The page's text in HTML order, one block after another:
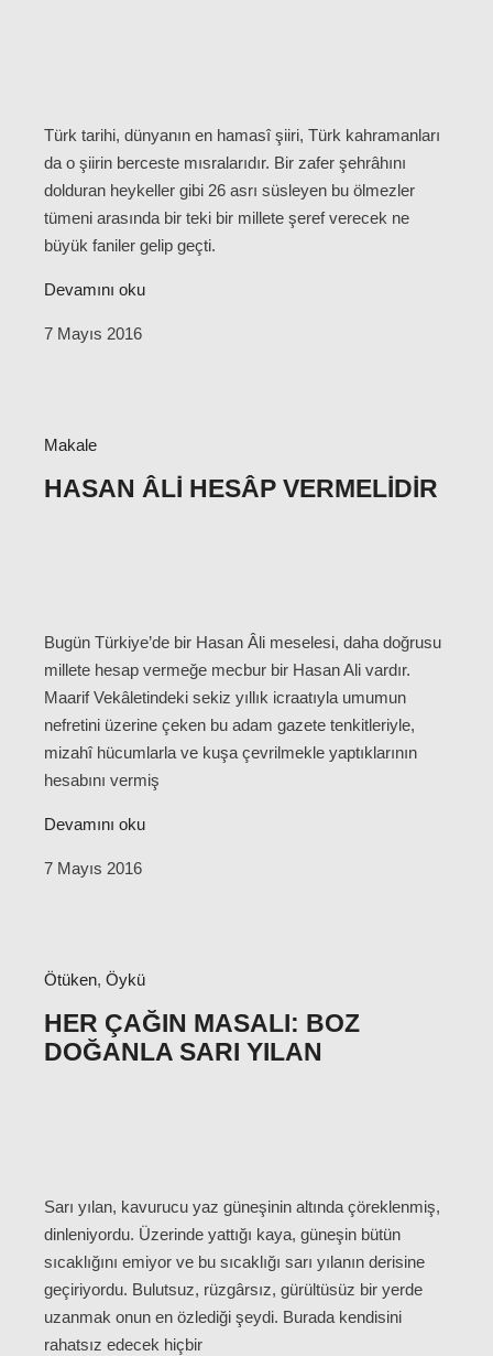
Türk tarihi, dünyanın en hamasî şiiri, Türk kahramanları
da o şiirin berceste mısralarıdır. Bir zafer şehrâhını
dolduran heykeller gibi 26 asrı süsleyen bu ölmezler
tümeni arasında bir teki bir millete şeref verecek ne
büyük faniler gelip geçti.
Devamını oku
7 Mayıs 2016
Makale
HASAN ÂLI HESÂP VERMELIDIR
Bugün Türkiye’de bir Hasan Âli meselesi, daha doğrusu
millete hesap vermeğe mecbur bir Hasan Ali vardır.
Maarif Vekâletindeki sekiz yıllık icraatıyla umumun
nefretini üzerine çeken bu adam gazete tenkitleriyle,
mizahî hücumlarla ve kuşa çevrilmekle yaptıklarının
hesabını vermiş
Devamını oku
7 Mayıs 2016
Ötüken, Öykü
HER ÇAĞIN MASALI: BOZ
DOĞANLA SARI YILAN
Sarı yılan, kavurucu yaz güneşinin altında çöreklenmiş,
dinleniyordu. Üzerinde yattığı kaya, güneşin bütün
sıcaklığını emiyor ve bu sıcaklığı sarı yılanın derisine
geçiriyordu. Bulutsuz, rüzgârsız, gürültüsüz bir yerde
uzanmak onun en özlediği şeydi. Burada kendisini
rahatsız edecek hiçbir